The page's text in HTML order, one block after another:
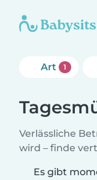
Art 1
Verlässliche
wird – finde
Es gibt